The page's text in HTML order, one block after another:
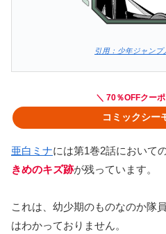
引用：少年ジャン
＼ 70％OFFクー
コミックシー
亜白ミナには第1巻2話において
きめのキズ跡が残っています。
これは、幼少期のものなのか隊
はわかっておりません。